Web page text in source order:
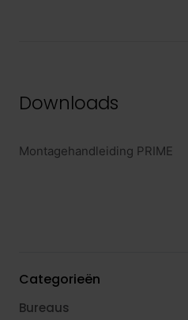
Downloads
Montagehandleiding PRIME
Categorieën
Bureaus